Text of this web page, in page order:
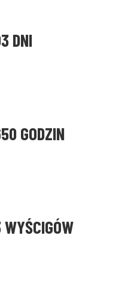
DNI
GODZIN
WYŚCIGÓW